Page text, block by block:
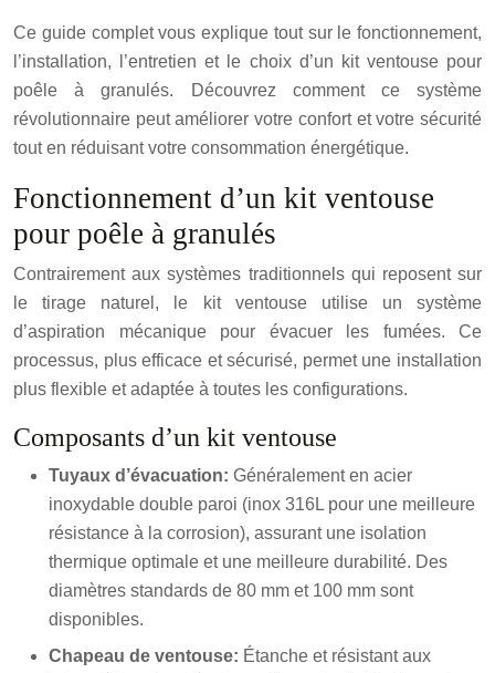
Ce guide complet vous explique tout sur le fonctionnement,
l’installation, l’entretien et le choix d’un kit ventouse pour
poêle à granulés. Découvrez comment ce système
révolutionnaire peut améliorer votre confort et votre sécurité
tout en réduisant votre consommation énergétique.
Fonctionnement d’un kit ventouse
pour poêle à granulés
Contrairement aux systèmes traditionnels qui reposent sur
le tirage naturel, le kit ventouse utilise un système
d’aspiration mécanique pour évacuer les fumées. Ce
processus, plus efficace et sécurisé, permet une installation
plus flexible et adaptée à toutes les configurations.
Composants d’un kit ventouse
Tuyaux d’évacuation: Généralement en acier
inoxydable double paroi (inox 316L pour une meilleure
résistance à la corrosion), assurant une isolation
thermique optimale et une meilleure durabilité. Des
diamètres standards de 80 mm et 100 mm sont
disponibles.
Chapeau de ventouse: Étanche et résistant aux